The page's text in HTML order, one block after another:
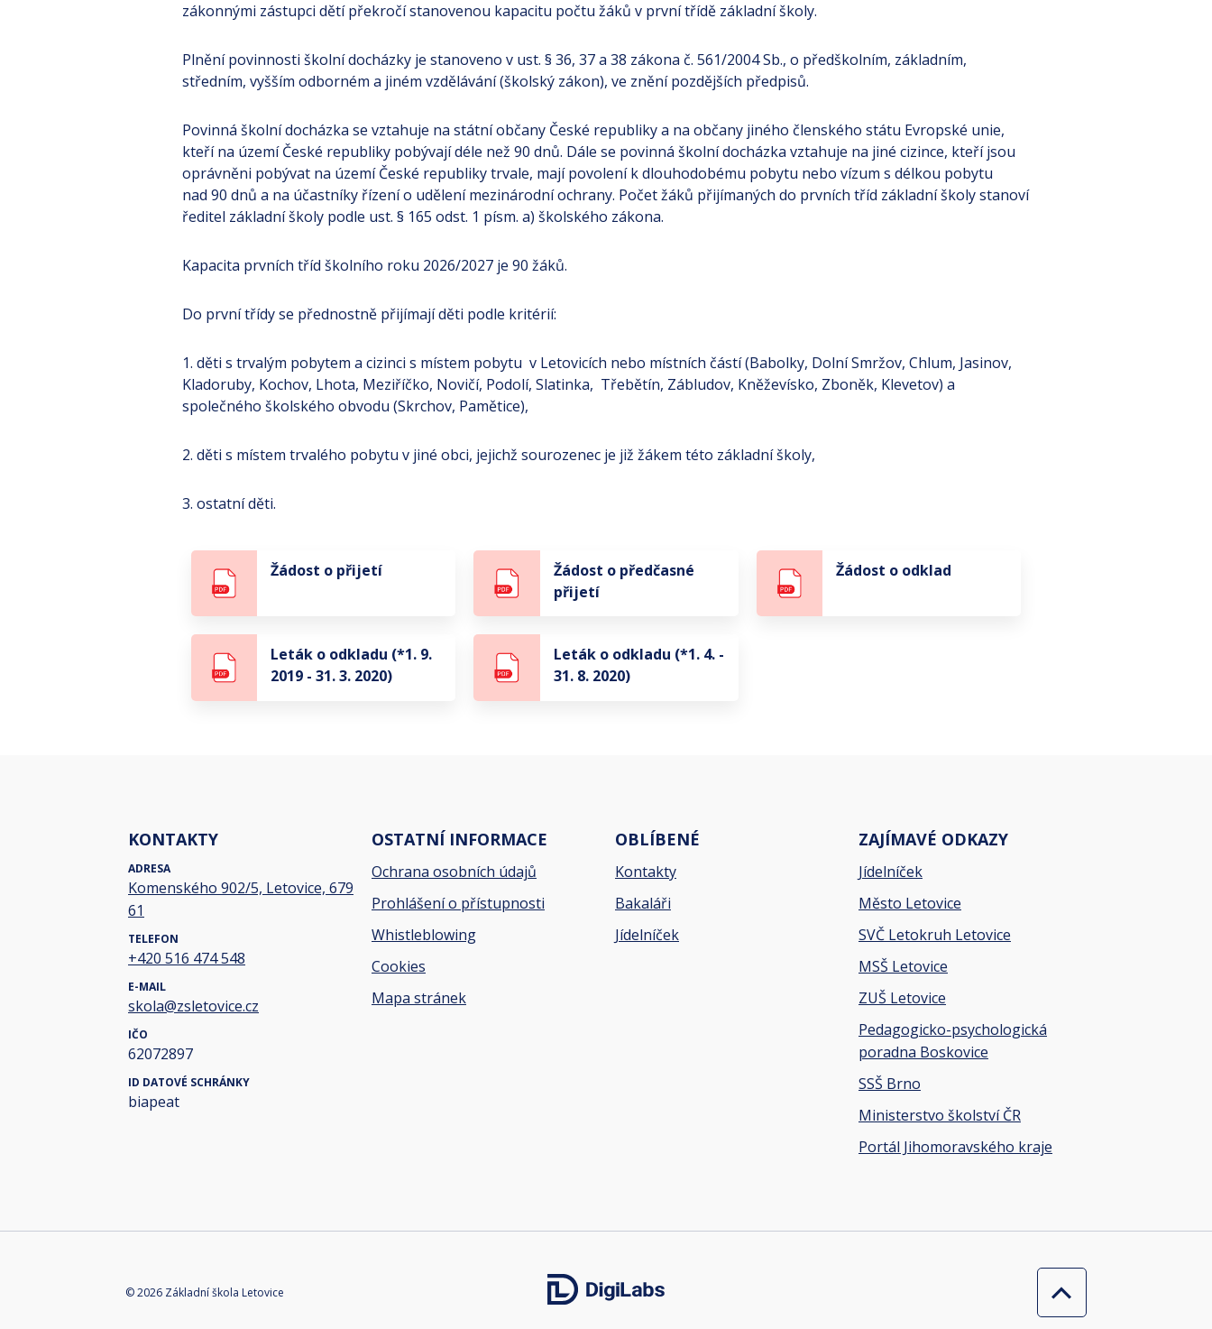
zákonnými zástupci dětí překročí stanovenou kapacitu počtu žáků v první třídě základní školy.
Plnění povinnosti školní docházky je stanoveno v ust. § 36, 37 a 38 zákona č. 561/2004 Sb., o předškolním, základním,
středním, vyšším odborném a jiném vzdělávání (školský zákon), ve znění pozdějších předpisů.
Povinná školní docházka se vztahuje na státní občany České republiky a na občany jiného členského státu Evropské unie,
kteří na území České republiky pobývají déle než 90 dnů. Dále se povinná školní docházka vztahuje na jiné cizince, kteří jsou
oprávněni pobývat na území České republiky trvale, mají povolení k dlouhodobému pobytu nebo vízum s délkou pobytu
nad 90 dnů a na účastníky řízení o udělení mezinárodní ochrany. Počet žáků přijímaných do prvních tříd základní školy stanoví
ředitel základní školy podle ust. § 165 odst. 1 písm. a) školského zákona.
Kapacita prvních tříd školního roku 2026/2027 je 90 žáků.
Do první třídy se přednostně přijímají děti podle kritérií:
1. děti s trvalým pobytem a cizinci s místem pobytu v Letovicích nebo místních částí (Babolky, Dolní Smržov, Chlum, Jasinov,
Kladoruby, Kochov, Lhota, Meziříčko, Novičí, Podolí, Slatinka, Třebětín, Zábludov, Kněževísko, Zboněk, Klevetov) a
společného školského obvodu (Skrchov, Pamětice),
2. děti s místem trvalého pobytu v jiné obci, jejichž sourozenec je již žákem této základní školy,
3. ostatní děti.
Žádost o přijetí
Žádost o předčasné
přijetí
Žádost o odklad
Leták o odkladu (*1. 9.
2019 - 31. 3. 2020)
Leták o odkladu (*1. 4. -
31. 8. 2020)
KONTAKTY
ADRESA
Komenského 902/5, Letovice, 679
61
TELEFON
+420 516 474 548
E-MAIL
skola@zsletovice.cz
IČO
62072897
ID DATOVÉ SCHRÁNKY
biapeat
OSTATNÍ INFORMACE
Ochrana osobních údajů
Prohlášení o přístupnosti
Whistleblowing
Cookies
Mapa stránek
OBLÍBENÉ
Kontakty
Bakaláři
Jídelníček
ZAJÍMAVÉ ODKAZY
Jídelníček
Město Letovice
SVČ Letokruh Letovice
MSŠ Letovice
ZUŠ Letovice
Pedagogicko-psychologická
poradna Boskovice
SSŠ Brno
Ministerstvo školství ČR
Portál Jihomoravského kraje
© 2026 Základní škola Letovice